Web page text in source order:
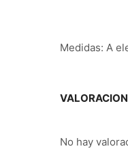
Medidas: A
No hay